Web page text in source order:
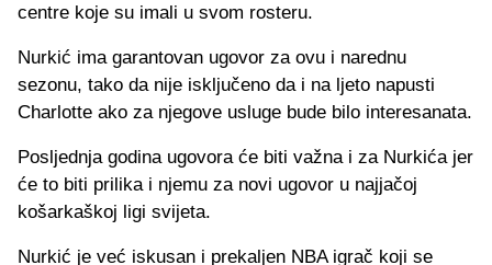
centre koje su imali u svom rosteru.
Nurkić ima garantovan ugovor za ovu i narednu
sezonu, tako da nije isključeno da i na ljeto napusti
Charlotte ako za njegove usluge bude bilo interesanata.
Posljednja godina ugovora će biti važna i za Nurkića jer
će to biti prilika i njemu za novi ugovor u najjačoj
košarkaškoj ligi svijeta.
Nurkić je već iskusan i prekaljen NBA igrač koji se